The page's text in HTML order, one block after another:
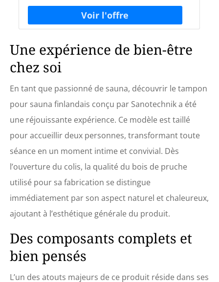
Une expérience de bien-être
chez soi
En tant que passionné de sauna, découvrir le tampon
pour sauna finlandais conçu par Sanotechnik a été
une réjouissante expérience. Ce modèle est taillé
pour accueillir deux personnes, transformant toute
séance en un moment intime et convivial. Dès
l’ouverture du colis, la qualité du bois de pruche
utilisé pour sa fabrication se distingue
immédiatement par son aspect naturel et chaleureux,
ajoutant à l’esthétique générale du produit.
Des composants complets et
bien pensés
L’un des atouts majeurs de ce produit réside dans ses